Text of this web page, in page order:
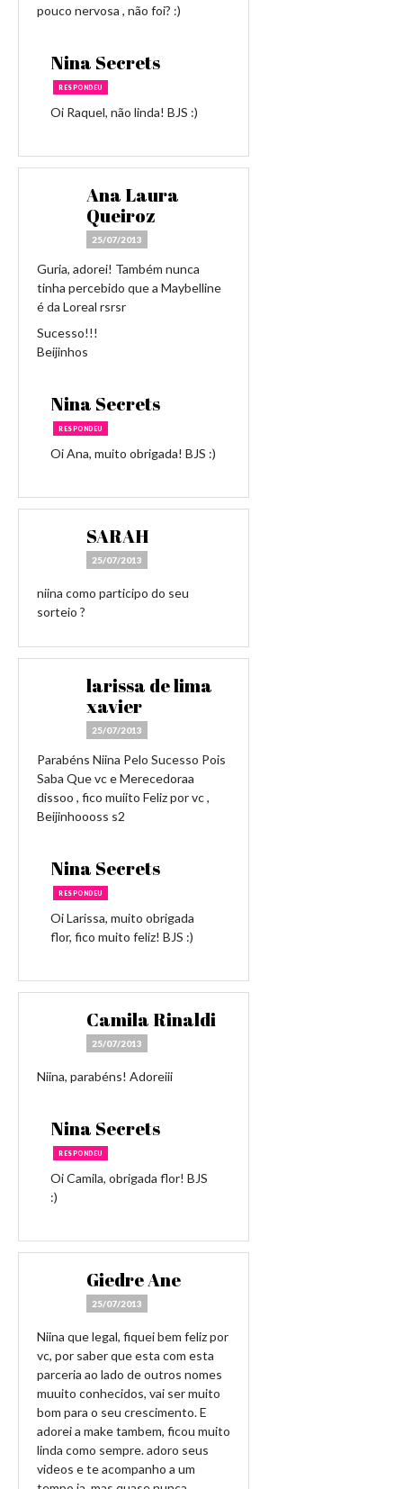
pouco nervosa , não foi? :)
Nina Secrets
RESPONDEU
Oi Raquel, não linda! BJS :)
Ana Laura
Queiroz
25/07/2013
Guria, adorei! Também nunca
tinha percebido que a Maybelline
é da Loreal rsrsr
Sucesso!!!
Beijinhos
Nina Secrets
RESPONDEU
Oi Ana, muito obrigada! BJS :)
SARAH
25/07/2013
niina como participo do seu
sorteio ?
larissa de lima
xavier
25/07/2013
Parabéns Niina Pelo Sucesso Pois
Saba Que vc e Merecedoraa
dissoo , fico muiito Feliz por vc ,
Beijinhoooss s2
Nina Secrets
RESPONDEU
Oi Larissa, muito obrigada
flor, fico muito feliz! BJS :)
Camila Rinaldi
25/07/2013
Niina, parabéns! Adoreiii
Nina Secrets
RESPONDEU
Oi Camila, obrigada flor! BJS
:)
Giedre Ane
25/07/2013
Niina que legal, fiquei bem feliz por
vc, por saber que esta com esta
parceria ao lado de outros nomes
muuito conhecidos, vai ser muito
bom para o seu crescimento. E
adorei a make tambem, ficou muito
linda como sempre. adoro seus
videos e te acompanho a um